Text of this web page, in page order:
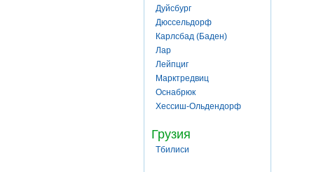
Дуйсбург
Дюссельдорф
Карлсбад (Баден)
Лар
Лейпциг
Марктредвиц
Оснабрюк
Хессиш-Ольдендорф
Грузия
Тбилиси